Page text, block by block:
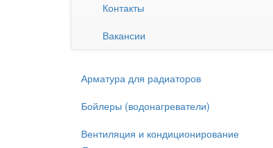
Контакты
Вакансии
Арматура для радиаторов
Бойлеры (водонагреватели)
Вентиляция и кондиционирование